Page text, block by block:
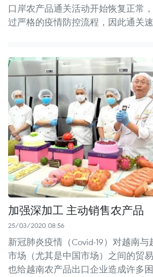
口岸农产品通关活动开始恢复正常
过严格的疫情防控流程，因此通关速
加强深加工 主动销售农产品
25/03/2020 08:56
新冠肺炎疫情（Covid-19）对越南与
市场（尤其是中国市场）之间的贸
也给越南农产品出口企业造成许多困